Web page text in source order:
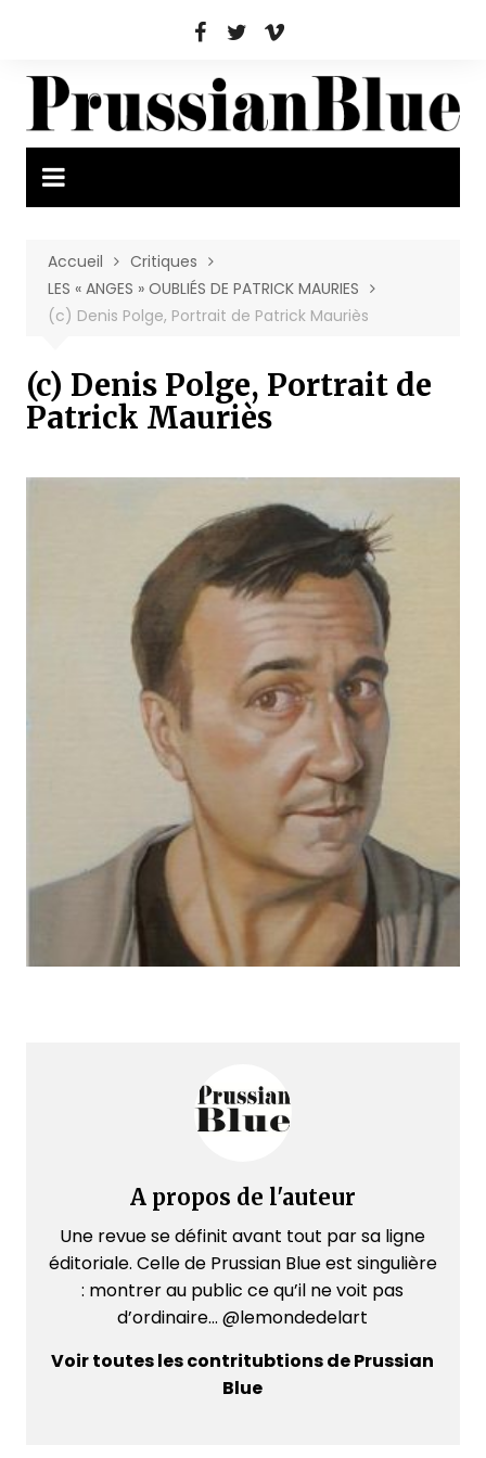
Accueil
Critiques
LES « ANGES » OUBLIÉS DE PATRICK MAURIES
(c) Denis Polge, Portrait de Patrick Mauriès
(c) Denis Polge, Portrait de
Patrick Mauriès
A propos de l'auteur
Une revue se définit avant tout par sa ligne
éditoriale. Celle de Prussian Blue est singulière
: montrer au public ce qu’il ne voit pas
d’ordinaire... @lemondedelart
Voir toutes les contritubtions de Prussian
Blue